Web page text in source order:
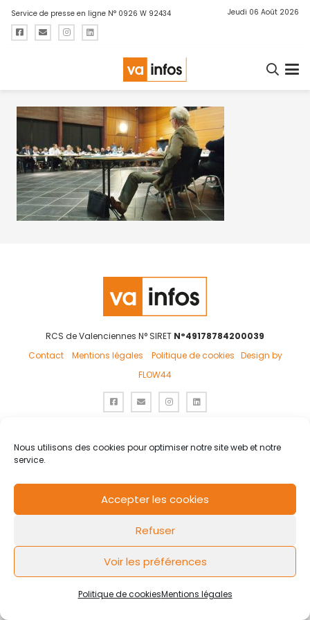
Nous utilisons des cookies pour optimiser notre site web et notre
service.
Accepter les cookies
Refuser
Voir les préférences
Politique de cookiesMentions légales
Service de presse en ligne N° 0926 W 92434 Jeudi 06 Août 2026
RCS de Valenciennes N° SIRET N°49178784200039
Contact
Mentions légales Politique de cookies Design by
FLOW44